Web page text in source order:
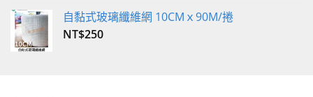
自黏式玻璃纖維網 10CMｘ90M/捲
NT$250